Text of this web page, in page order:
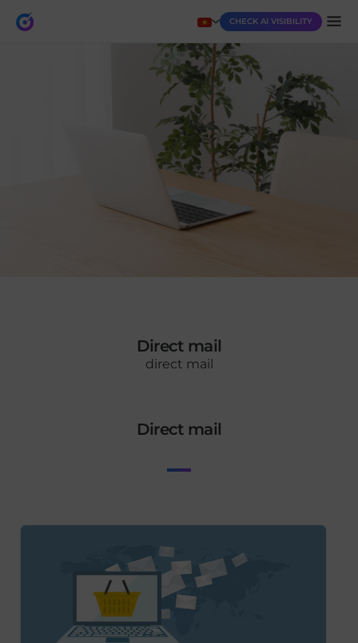
CHECK AI VISIBILITY
direct mail
direct mail
direct mail